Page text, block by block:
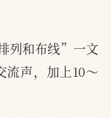
列和布线”一文
流声，加上10～